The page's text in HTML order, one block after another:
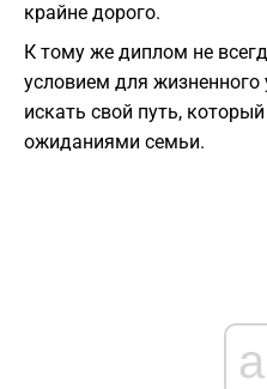
крайне дорого.
К тому же диплом не
условием для жизненного
искать свой путь,
ожиданиями семьи.